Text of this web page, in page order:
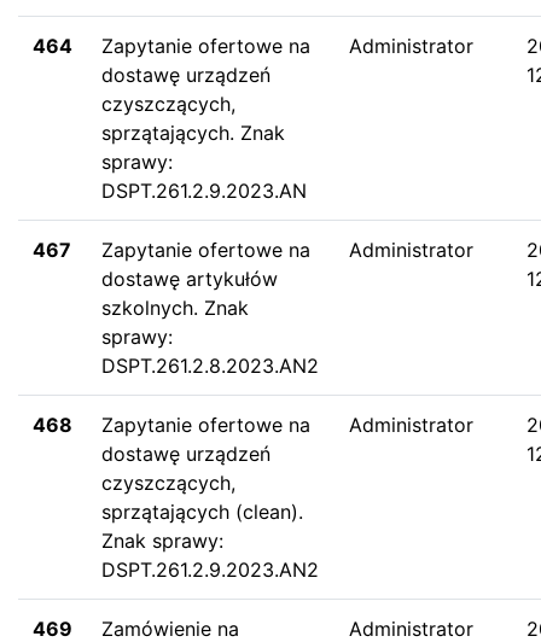
464
Zapytanie ofertowe na
dostawę urządzeń
czyszczących,
sprzątających. Znak
sprawy:
DSPT.261.2.9.2023.AN
Administrator
467
Zapytanie ofertowe na
dostawę artykułów
szkolnych. Znak
sprawy:
DSPT.261.2.8.2023.AN2
Administrator
468
Zapytanie ofertowe na
dostawę urządzeń
czyszczących,
sprzątających (clean).
Znak sprawy:
DSPT.261.2.9.2023.AN2
Administrator
469
Zamówienie na
Administrator